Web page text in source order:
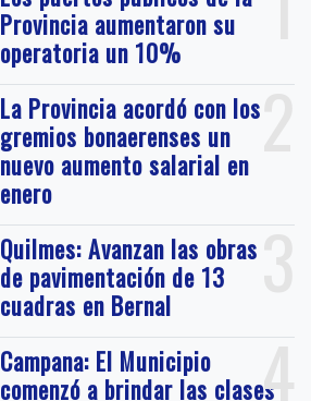
Provincia aumentaron su
operatoria un 10%
2
La Provincia acordó con los
gremios bonaerenses un
nuevo aumento salarial en
enero
3
Quilmes: Avanzan las obras
de pavimentación de 13
cuadras en Bernal
4
Campana: El Municipio
comenzó a brindar las clases